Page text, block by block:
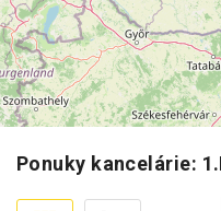
Ponuky kancelárie: